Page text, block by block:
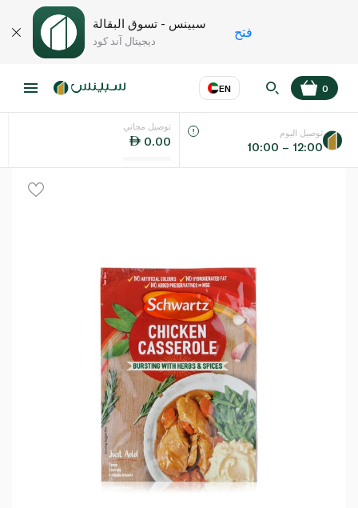
سبينس - تسوق البقالة
ديجيتال آند كود
فتح
EN
اللغة عر
0
توصيل مجاني
0.00
توصيل اليوم
10:00 – 12:00